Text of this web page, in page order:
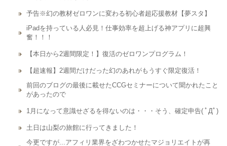
予告※幻の教材ゼロワンに変わる初心者超応援教材【夢スタ】
iPadを持っている人必見！仕事効率を超上げる神アプリに超興
奮！！！
【本日から2週間限定！】復活のゼロワンプログラム！
【超速報】2週間だけだった幻のあれがもうすぐ限定復活！
前回のブログの最後に載せたCCGセミナーについて聞かれたこと
があったので
1月になって意識せざるを得ないのは・・・そう、確定申告( ﾟДﾟ)
土日は山梨の旅館に行ってきました！
今更ですが...アフィリ業界をざわつかせたマジョリエイトが再